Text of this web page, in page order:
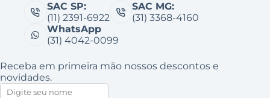
SAC SP:
(11) 2391-6922
SAC MG:
(31) 3368-4160
WhatsApp
(31) 4042-0099
Receba em primeira mão nossos descontos e
novidades.